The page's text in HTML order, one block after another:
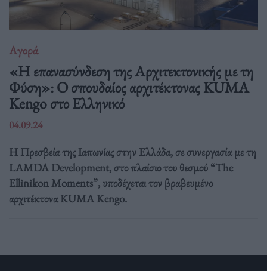
Αγορά
«Η επανασύνδεση της Αρχιτεκτονικής με τη
Φύση»: Ο σπουδαίος αρχιτέκτονας KUMA
Kengo στο Ελληνικό
04.09.24
Η Πρεσβεία της Ιαπωνίας στην Ελλάδα, σε συνεργασία με τη
LAMDA Development, στο πλαίσιο του θεσμού “The
Ellinikon Moments”, υποδέχεται τον βραβευμένο
αρχιτέκτονα KUMA Kengo.